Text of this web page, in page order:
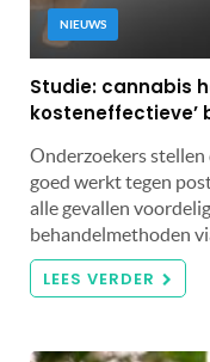
NIEUWS
Studie: cannabis
kosteneffectieve’
Onderzoekers stellen
goed werkt tegen
alle gevallen
behandelmethoden
LEES VERDER